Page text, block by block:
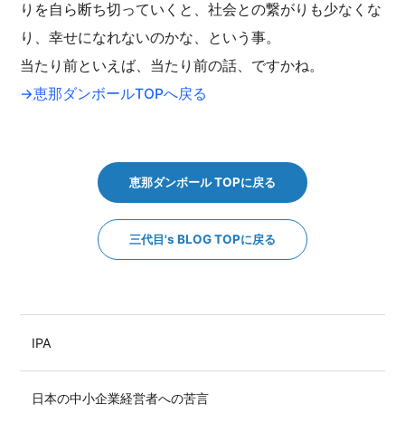
りを自ら断ち切っていくと、社会との繋がりも少なくな
り、幸せになれないのかな、という事。
当たり前といえば、当たり前の話、ですかね。
→恵那ダンボールTOPへ戻る
恵那ダンボール TOPに戻る
三代目's BLOG TOPに戻る
IPA
日本の中小企業経営者への苦言